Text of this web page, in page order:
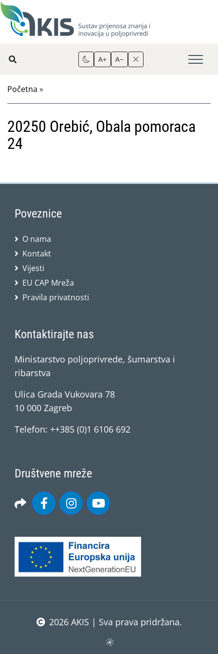
A+ A−
Početna »
20250 Orebić, Obala pomoraca
24
Poveznice
O nama
Kontakt
Vijesti
EU CAP Mreža
Pravila privatnosti
Kontaktirajte nas
Ministarstvo poljoprivrede, šumarstva i
ribarstva
Ulica Grada Vukovara 78
10 000 Zagreb
Telefon: ++385 (0)1 6106 692
Društvene mreže
2026 AKIS | Sva prava pridržana.